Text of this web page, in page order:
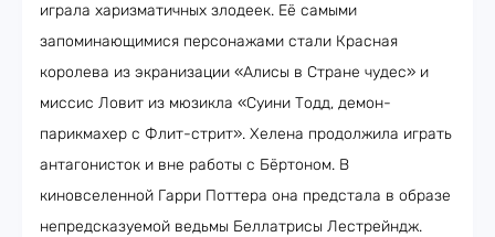
играла харизматичных злодеек. Её самыми
запоминающимися персонажами стали Красная
королева из экранизации «Алисы в Стране чудес» и
миссис Ловит из мюзикла «Суини Тодд, демон-
парикмахер с Флит-стрит». Хелена продолжила играть
антагонисток и вне работы с Бёртоном. В
киновселенной Гарри Поттера она предстала в образе
непредсказуемой ведьмы Беллатрисы Лестрейндж.